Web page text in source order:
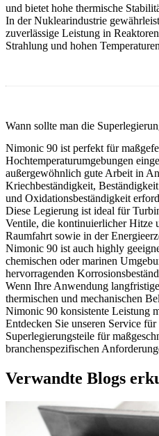
und bietet hohe thermische
In derNuklearindustrie
zuverlässige Leistung in
Strahlung und hohen
Wann sollte man die
Nimonic 90 ist perfekt für
Hochtemperaturumgebungen
außergewöhnlich gute Arbeit in
Kriechbeständigkeit,
und Oxidationsbeständigkeit
Diese Legierung ist ideal für
Ventile, die kontinuierlicher Hitze
Raumfahrt sowie in der
Nimonic 90 ist auch highly
chemischen oder marinen
hervorragenden
Wenn Ihre Anwendung
thermischen und mechanischen
Nimonic 90 konsistente Leistung
Entdecken Sie unseren Service für
Superlegierungsteile für
branchenspezifischen
Verwandte Blogs